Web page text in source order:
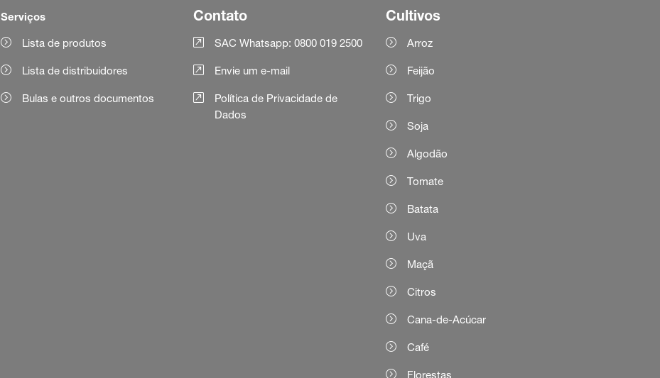
Serviços
Lista de produtos
Lista de distribuidores
Bulas e outros documentos
Contato
SAC Whatsapp: 0800 019 2500
Envie um e-mail
Política de Privacidade de
Dados
Cultivos
Arroz
Feijão
Trigo
Soja
Algodão
Tomate
Batata
Uva
Maçã
Citros
Cana-de-Acúcar
Café
Florestas